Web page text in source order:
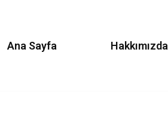
Ana Sayfa Hakkımızda